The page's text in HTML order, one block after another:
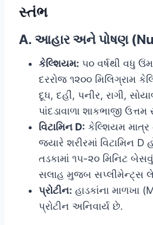
સ્તંભ
A. આહાર અને પોષણ
કેલ્શિયમ: ૫૦ વર્ષથી વધુ
દરરોજ ૧૨૦૦ મિલિગ્રામ
દૂધ, દહીં, પનીર, રાગી,
પાંદડાવાળા શાકભાજી ઉત્તમ
વિટામિન D: કેલ્શિયમ માત્ર
જ્યારે શરીરમાં વિટામિન D
તડકામાં ૧૫-૨૦ મિનિટ
સલાહ મુજબ સપ્લીમેન્ટ્સ
પ્રોટીન: હાડકાંના માળખા
પ્રોટીન અનિવાર્ય છે.